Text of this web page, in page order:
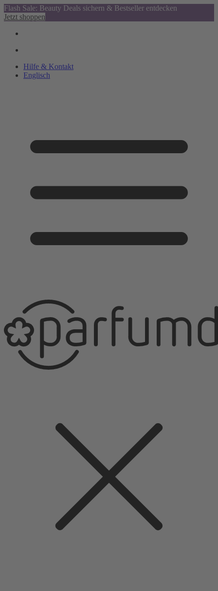
Flash Sale: Beauty Deals sichern & Bestseller entdecken
Jetzt shoppen
Hilfe & Kontakt
Englisch